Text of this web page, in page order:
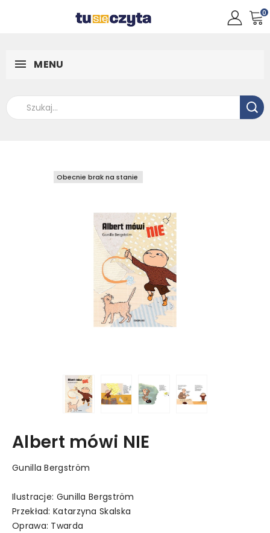
0
MENU
Obecnie brak na stanie
Obecnie brak na stanie
Albert mówi NIE
Gunilla Bergström
Ilustracje: Gunilla Bergström
Przekład: Katarzyna Skalska
Oprawa: Twarda